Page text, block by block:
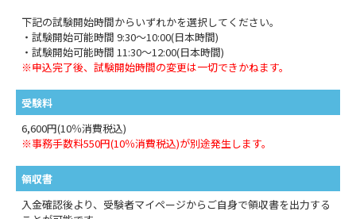
下記の試験開始時間からいずれかを選択してください。
・試験開始可能時間 9:30～10:00(日本時間)
・試験開始可能時間 11:30～12:00(日本時間)
※申込完了後、試験開始時間の変更は一切できかねます。
受験料
6,600円(10％消費税込)
※事務手数料550円(10％消費税込)が別途発生します。
領収書
入金確認後より、受験者マイページからご自身で領収書を出力する